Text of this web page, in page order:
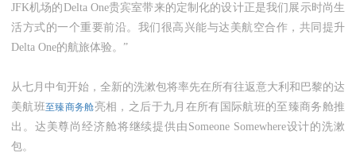
JFK机场的Delta One贵宾室带来的定制化的设计正是我们展示时尚生
活方式的一个重要前沿。我们很高兴能与达美航空合作，共同提升
Delta One的航旅体验。”
从七月中旬开始，全新的洗漱包将率先在所有往返意大利和巴黎的达
美航班至臻商务舱亮相，之后于九月在所有国际航班的至臻商务舱推
出。达美尊尚经济舱将继续提供由Someone Somewhere设计的洗漱
包。